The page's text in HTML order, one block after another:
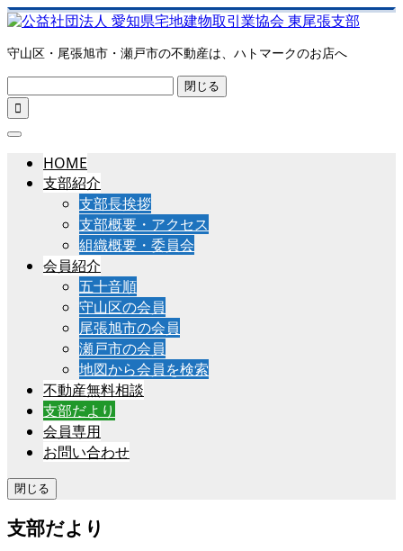
守山区・尾張旭市・瀬戸市の不動産は、ハトマークのお店へ
閉じる

HOME
支部紹介
支部長挨拶
支部概要・アクセス
組織概要・委員会
会員紹介
五十音順
守山区の会員
尾張旭市の会員
瀬戸市の会員
地図から会員を検索
不動産無料相談
支部だより
会員専用
お問い合わせ
閉じる
支部だより